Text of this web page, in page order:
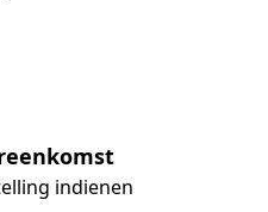
indienen